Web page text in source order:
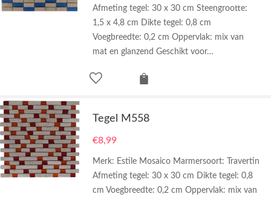
Afmeting tegel: 30 x 30 cm Steengrootte:
1,5 x 4,8 cm Dikte tegel: 0,8 cm
Voegbreedte: 0,2 cm Oppervlak: mix van
mat en glanzend Geschikt voor…
Tegel M558
€8,99
Merk: Estile Mosaico Marmersoort: Travertin
Afmeting tegel: 30 x 30 cm Dikte tegel: 0,8
cm Voegbreedte: 0,2 cm Oppervlak: mix van